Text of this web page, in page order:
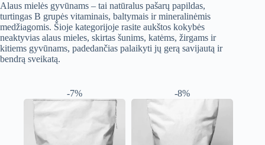
Alaus mielės gyvūnams – tai natūralus pašarų papildas,
turtingas B grupės vitaminais, baltymais ir mineralinėmis
medžiagomis. Šioje kategorijoje rasite aukštos kokybės
neaktyvias alaus mieles, skirtas šunims, katėms, žirgams ir
kitiems gyvūnams, padedančias palaikyti jų gerą savijautą ir
bendrą sveikatą.
-7% -8%